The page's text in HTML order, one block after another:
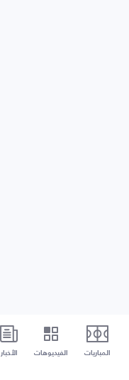
المباريات الفيديوهات الأخبار